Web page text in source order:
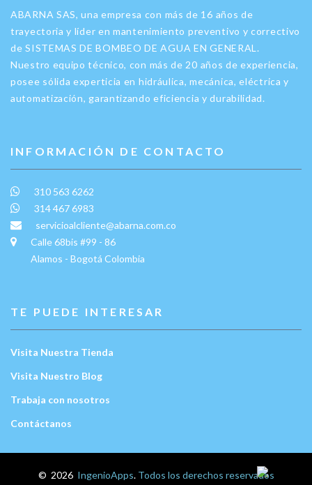
ABARNA SAS, una empresa con más de 16 años de
trayectoria y líder en mantenimiento preventivo y correctivo
de SISTEMAS DE BOMBEO DE AGUA EN GENERAL.
Nuestro equipo técnico, con más de 20 años de experiencia,
posee sólida experticia en hidráulica, mecánica, eléctrica y
automatización, garantizando eficiencia y durabilidad.
INFORMACIÓN DE CONTACTO
310 563 6262
314 467 6983
servicioalcliente@abarna.com.co
Calle 68bis #99 - 86
Alamos - Bogotá Colombia
TE PUEDE INTERESAR
Visita Nuestra Tienda
Visita Nuestro Blog
Trabaja con nosotros
Contáctanos
© 2026 IngenioApps. Todos los derechos reservados